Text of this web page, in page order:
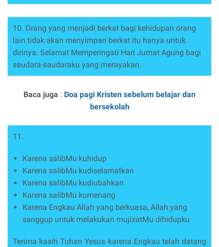
10. Orang yang menjadi berkat bagi kehidupan orang
lain tidak akan menyimpan berkat itu hanya untuk
dirinya. Selamat Memperingati Hari Jumat Agung bagi
saudara-saudaraku yang merayakan.
Baca juga : Doa pagi Kristen sebelum belajar dan
bersekolah
11.
Karena salibMu kuhidup
Karena salibMu kudiselamatkan
Karena salibMu kudiubahkan
Karena salibMu kumenang
Karena Engkau Allah yang berkuasa, Allah yang
sanggup untuk melakukan mujizatMu dihidupku
Terima kasih Tuhan Yesus karena Engkau telah datang